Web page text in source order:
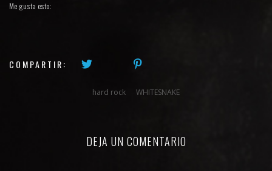
Me gusta esto:
COMPARTIR:
hard rock WHITESNAKE
DEJA UN COMENTARIO